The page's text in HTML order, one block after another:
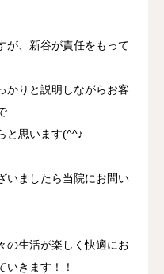
が、新谷が責任をもって
かりと説明しながらお客
と思います(^^♪
いましたら当院にお問い
の生活が楽しく快適にお
いきます！！